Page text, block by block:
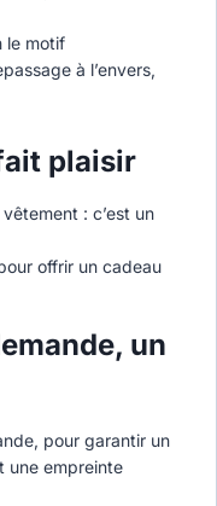
le motif
à l’envers,
plaisir
: c’est un
offrir un cadeau
un
pour garantir un
une empreinte